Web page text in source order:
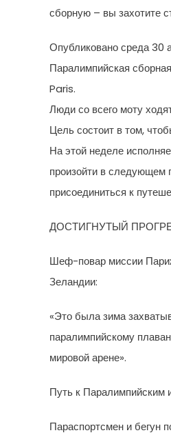
сборную – вы захотите
Опубликовано среда 30
Паралимпийская
Paris.
Люди со всего моту
Цель состоит в том,
На этой неделе
произойти в следующем
присоединиться к
ДОСТИГНУТЫЙ
Шеф-повар миссии
Зеландии:
«Это была зима
паралимпийскому
мировой арене».
Путь к Паралимпийским
Параспортсмен и бегун